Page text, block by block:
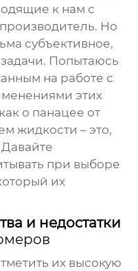
к нам с
Но
субъективное,
Попытаюсь
на работе с
этих
о панацее от
жидкости – это,
при выборе
их
и недостатки
их высокую